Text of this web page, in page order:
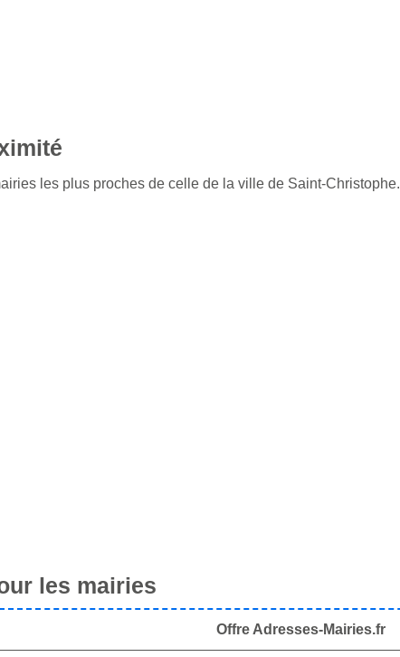
les plus proches de celle de la ville de Saint-Christophe.
les mairies
Offre Adresses-Mairies.fr